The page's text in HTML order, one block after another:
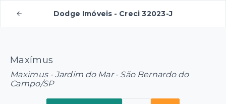
Dodge Imóveis - Creci 32023-J
Maxímus
Maximus -Jardim do Mar - São Bernardo do
Campo/SP